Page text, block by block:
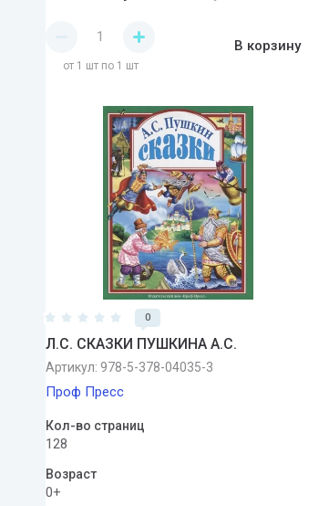
от 1 шт по 1 шт
В корзину
0
Л.С. СКАЗКИ ПУШКИНА А.С.
Артикул: 978-5-378-04035-3
Проф Пресс
Кол-во страниц
128
Возраст
0+